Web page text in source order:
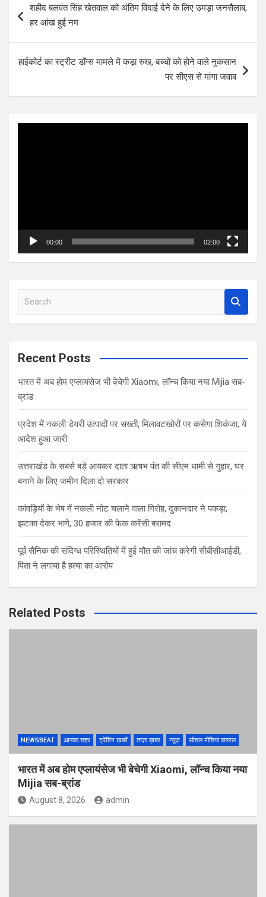
navigation
शहीद बलवंत सिंह खेतवाल को अंतिम विदाई देने के लिए उमड़ा जनसैलाब,
हर आंख हुई नम
हाईकोर्ट का स्ट्रीट डॉग्स मामले में कड़ा रुख, बच्चों को होने वाले नुकसान
पर सीएस से मांगा जवाब
00:00 02:00
a
c
Recent Posts
भारत में अब होम एप्लायंसेज भी बेचेगी Xiaomi, लॉन्च किया नया Mijia सब-
ब्रांड
प्रदेश में नकली डेयरी उत्पादों पर सख्ती, मिलावटखोरों पर कसेगा शिकंजा, ये
आदेश हुआ जारी
उत्तराखंड के सबसे बड़े आयकर दाता ऋषभ पंत की सीएम धामी से गुहार, घर
बनाने के लिए जमीन दिला दो सरकार
कांवड़ियों के भेष में नकली नोट चलाने वाला गिरोह, दुकानदार ने पकड़ा,
झटका देकर भागे, 30 हजार की फेक करेंसी बरामद
पूर्व सैनिक की संदिग्ध परिस्थितियों में हुई मौत की जांच करेगी सीबीसीआईडी,
पिता ने लगाया है हत्या का आरोप
Related Posts
NEWSBEAT आपका शहर ट्रेंडिंग खबरें ताज़ा ख़बर न्यूज़ सोशल मीडिया वायरल
भारत में अब होम एप्लायंसेज भी बेचेगी Xiaomi, लॉन्च किया नया
Mijia सब-ब्रांड
August 8, 2026 admin